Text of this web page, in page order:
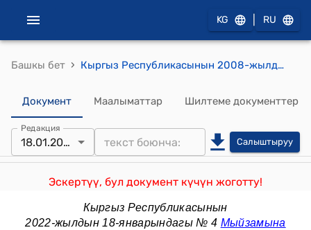
KG RU
Башкы бет › Кыргыз Республикасынын 2008-жылдын 17-октябры № 230 "Салык кодекси"
Документ Маалыматтар Шилтеме документтер
Редакция
18.01.2022 Салыштыруу
Эскертүү, бул документ күчүн жоготту!